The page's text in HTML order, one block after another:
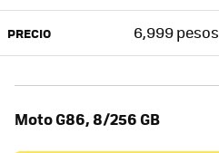
PRECIO 6,999 pesos
Moto G86, 8/256 GB